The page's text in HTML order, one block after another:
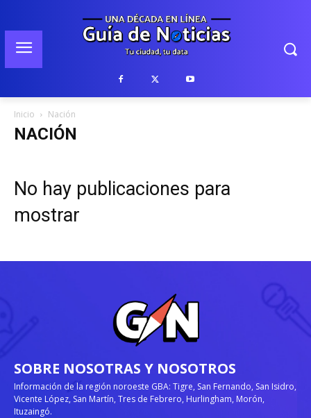
Inicio Nación
NACIÓN
No hay publicaciones para
mostrar
SOBRE NOSOTRAS Y NOSOTROS
Información de la región noroeste GBA: Tigre, San Fernando, San Isidro,
Vicente López, San Martín, Tres de Febrero, Hurlingham, Morón,
Ituzaingó.